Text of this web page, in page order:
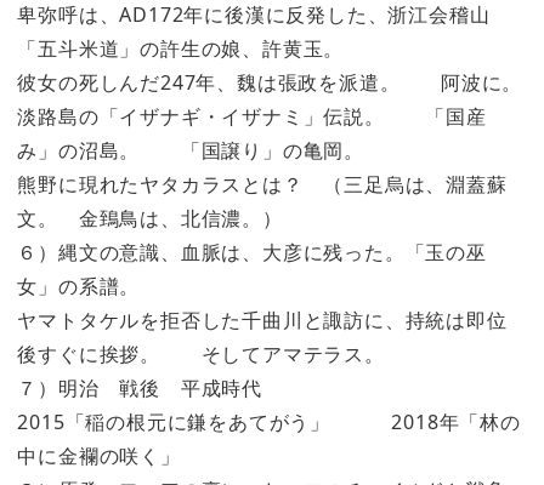
卑弥呼は、AD172年に後漢に反発した、浙江会稽山
「五斗米道」の許生の娘、許黄玉。
彼女の死しんだ247年、魏は張政を派遣。 阿波に。
淡路島の「イザナギ・イザナミ」伝説。 「国産
み」の沼島。 「国譲り」の亀岡。
熊野に現れたヤタカラスとは？ （三足烏は、淵蓋蘇
文。 金鵄鳥は、北信濃。）
６）縄文の意識、血脈は、大彦に残った。「玉の巫
女」の系譜。
ヤマトタケルを拒否した千曲川と諏訪に、持統は即位
後すぐに挨拶。 そしてアマテラス。
７）明治 戦後 平成時代
2015「稲の根元に鎌をあてがう」 2018年「林の
中に金襴の咲く」